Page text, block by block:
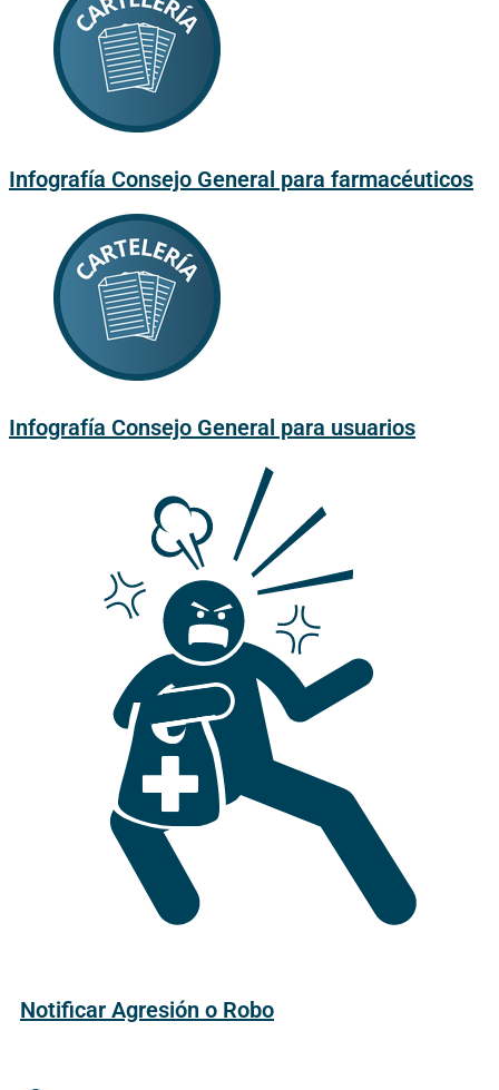
Infografía Consejo General para farmacéuticos
Infografía Consejo General para usuarios
Notificar Agresión o Robo